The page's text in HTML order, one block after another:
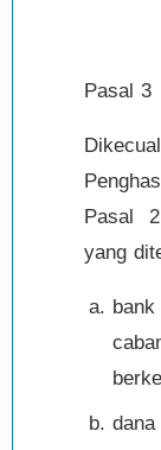
Pasal 3
Pasal
yang